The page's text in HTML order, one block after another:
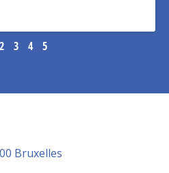
2 3 4 5
Bruxelles